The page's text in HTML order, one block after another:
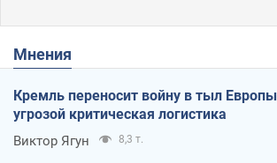
Мнения
Кремль переносит войну в тыл
угрозой критическая логистика
Виктор Ягун 8,3 т.